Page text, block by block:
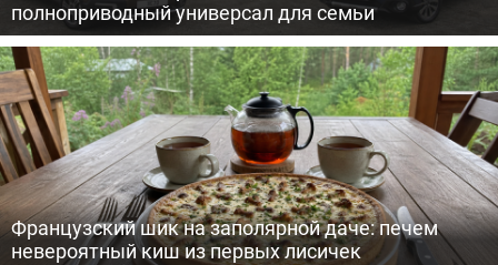
полноприводный универсал для семьи
Французский шик на заполярной даче: печем
невероятный киш из первых лисичек